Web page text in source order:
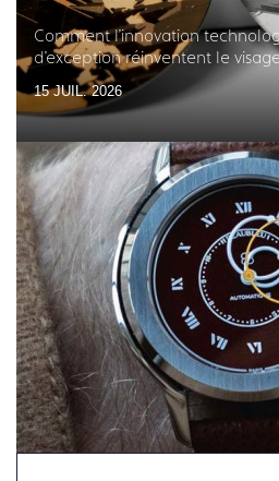
Comment l'innovation
d'exception réinventent le
française
15 JUIL. 2026